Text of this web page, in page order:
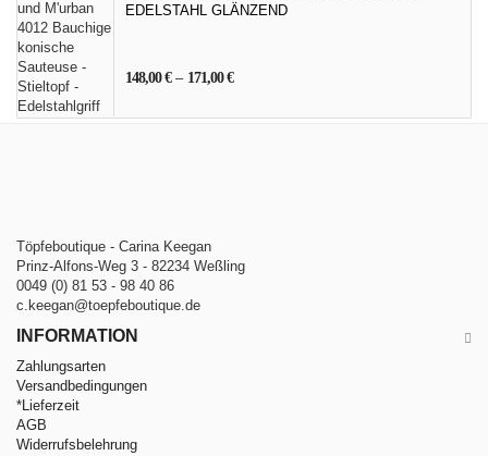
EDELSTAHL GLÄNZEND
148,00€– 171,00€
Töpfeboutique - Carina Keegan
Prinz-Alfons-Weg 3 - 82234 Weßling
0049 (0) 81 53 - 98 40 86
c.keegan@toepfeboutique.de
INFORMATION
Zahlungsarten
Versandbedingungen
*Lieferzeit
AGB
Widerrufsbelehrung